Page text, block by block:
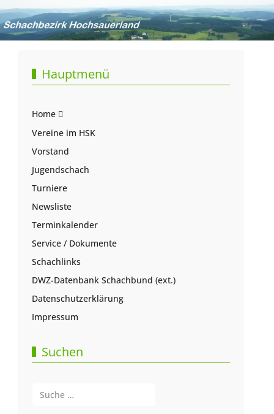
Hauptmenü
Home
Vereine im HSK
Vorstand
Jugendschach
Turniere
Newsliste
Terminkalender
Service / Dokumente
Schachlinks
DWZ-Datenbank Schachbund (ext.)
Datenschutzerklärung
Impressum
Suchen